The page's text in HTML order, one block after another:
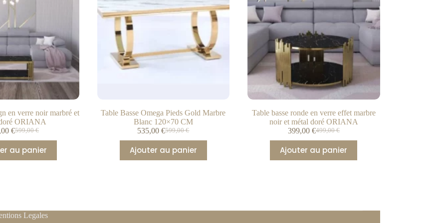
en verre noir marbré et
ORIANA
599,00€
€
au panier
Table Basse Omega Pieds Gold Marbre
Blanc 120×70 CM
599,00€
535,00€
Ajouter au panier
Table basse ronde en verre effet marbre
noir et métal doré ORIANA
499,00€
399,00 €
Ajouter au panier
Legales